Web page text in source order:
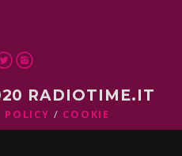
RADIOTIME.IT
POLICY COOKIE